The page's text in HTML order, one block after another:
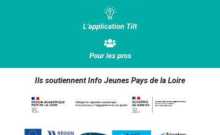
L’application Tilt
Pour les pros
Ils soutiennent Info Jeunes Pays de la Loire